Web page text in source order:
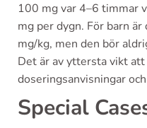
100 mg var 4–6 timmar
mg per dygn. För barn
mg/kg, men den bör
Det är av yttersta vikt
doseringsanvisningar
Special